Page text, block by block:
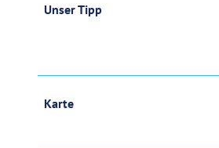
Unser Tipp
Karte